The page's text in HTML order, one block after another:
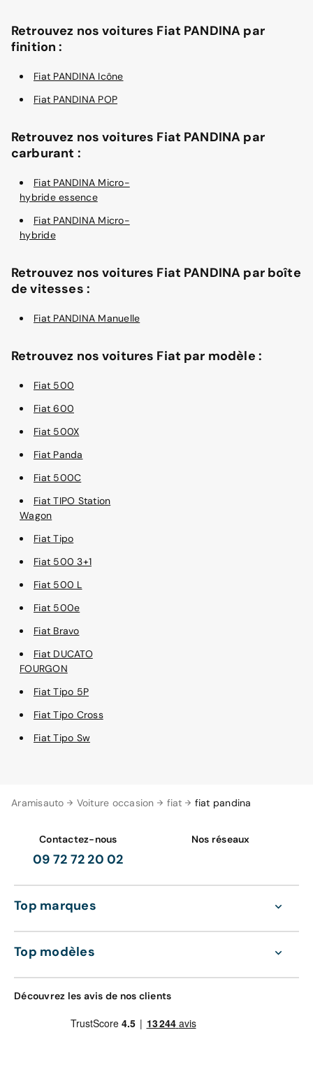
Aramisauto Voiture occasion fiat fiat pandina
Retrouvez nos voitures Fiat PANDINA par
finition :
Fiat PANDINA Icône
Fiat PANDINA POP
Retrouvez nos voitures Fiat PANDINA par
carburant :
Fiat PANDINA Micro-
hybride essence
Fiat PANDINA Micro-
hybride
Retrouvez nos voitures Fiat PANDINA par boîte
de vitesses :
Fiat PANDINA Manuelle
Retrouvez nos voitures Fiat par modèle :
Fiat 500
Fiat 600
Fiat 500X
Fiat Panda
Fiat 500C
Fiat TIPO Station
Wagon
Fiat Tipo
Fiat 500 3+1
Fiat 500 L
Fiat 500e
Fiat Bravo
Fiat DUCATO
FOURGON
Fiat Tipo 5P
Fiat Tipo Cross
Fiat Tipo Sw
Contactez-nous
09 72 72 20 02
Nos réseaux
Top marques
Top modèles
Découvrez les avis de nos clients